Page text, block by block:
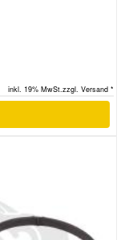
inkl. 19% MwSt.zzgl. Versand *